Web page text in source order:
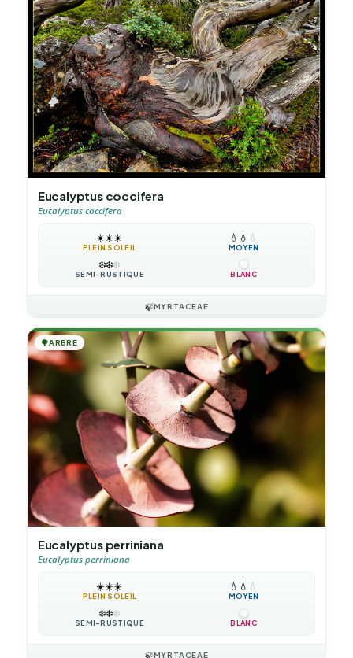
Eucalyptus coccifera
Eucalyptus coccifera
☀️☀️☀️
PLEIN SOLEIL
💧 💧 💧
MOYEN
❄️❄️❄️
SEMI-RUSTIQUE BLANC
🍃MYRTACEAE
🌳ARBRE
Eucalyptus perriniana
Eucalyptus perriniana
☀️☀️☀️
PLEIN SOLEIL
💧 💧 💧
MOYEN
❄️❄️❄️
SEMI-RUSTIQUE BLANC
🍃MYRTACEAE